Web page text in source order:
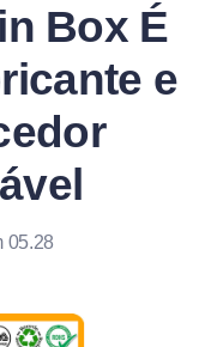
Box É
e
05.28